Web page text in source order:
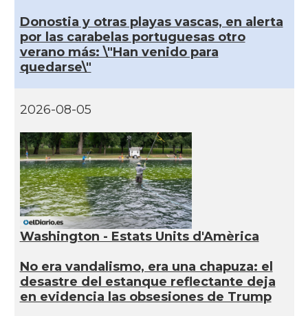
Donostia y otras playas vascas, en alerta
por las carabelas portuguesas otro
verano más: \"Han venido para
quedarse\"
2026-08-05
Washington - Estats Units d'Amèrica
No era vandalismo, era una chapuza: el
desastre del estanque reflectante deja
en evidencia las obsesiones de Trump